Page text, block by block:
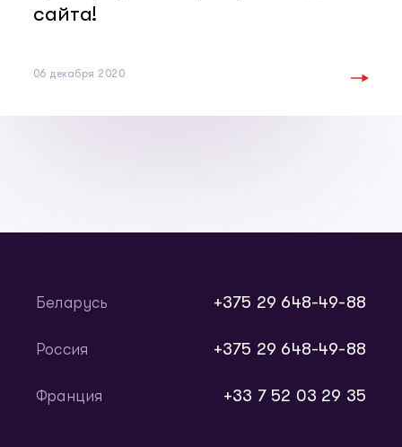
сайта!
06 декабря 2020
Беларусь +375 29 648-49-88
Россия +375 29 648-49-88
Франция +33 7 52 03 29 35